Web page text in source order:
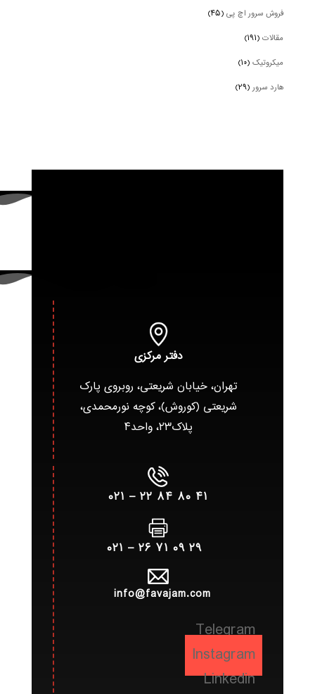
فروش سرور اچ پی(۴۵)
مقالات(۱۹۱)
میکروتیک(۱۰)
هارد سرور(۲۹)
دفتر مرکزی
تهران، خیابان شریعتی، روبروی پارک
شریعتی (کوروش)، کوچه نورمحمدی،
پلاک۲۳، واحد۴
۴۱ ۸۰ ۸۴ ۲۲ – ۰۲۱
۲۹ ۰۹ ۷۱ ۲۶ – ۰۲۱
info@favajam.com
Telegram
Instagram
Linkedin